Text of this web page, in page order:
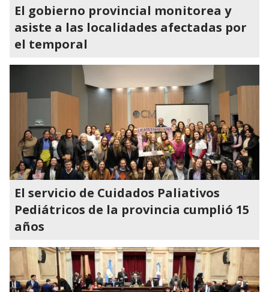
El gobierno provincial monitorea y
asiste a las localidades afectadas por
el temporal
El servicio de Cuidados Paliativos
Pediátricos de la provincia cumplió 15
años